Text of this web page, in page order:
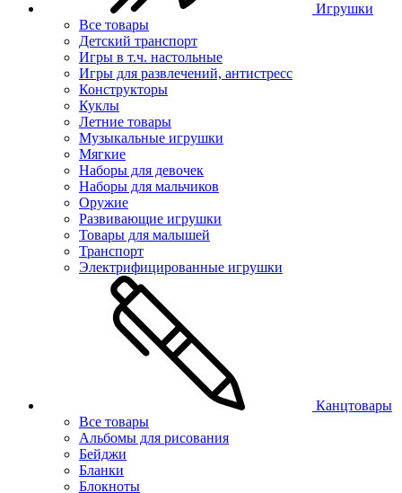
Игрушки
Все товары
Детский транспорт
Игры в т.ч. настольные
Игры для развлечений, антистресс
Конструкторы
Куклы
Летние товары
Музыкальные игрушки
Мягкие
Наборы для девочек
Наборы для мальчиков
Оружие
Развивающие игрушки
Товары для малышей
Транспорт
Электрифицированные игрушки
Канцтовары
Все товары
Альбомы для рисования
Бейджи
Бланки
Блокноты